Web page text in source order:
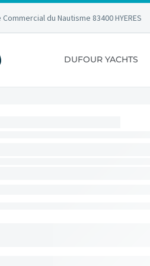
Commercial du Nautisme 83400 HYERES
DUFOUR YACHTS